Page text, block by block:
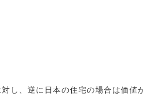
し、逆に日本の住宅の場合は価値